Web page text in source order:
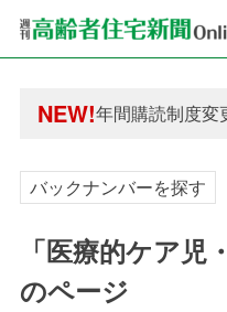
NEW!
年間購読制度変
高齢者住宅新聞
高齢者住宅新聞
バックナンバーを探す
「医療的ケア児
のページ